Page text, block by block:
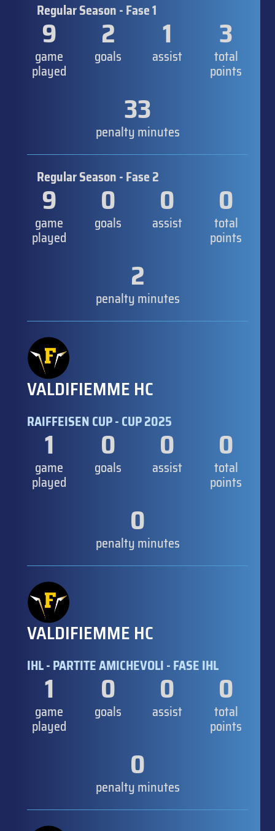
Regular Season - Fase 1
9
game
played
2
goals
1
assist
3
total
points
33
penalty minutes
Regular Season - Fase 2
9
game
played
0
goals
0
assist
0
total
points
2
penalty minutes
VALDIFIEMME HC
RAIFFEISEN CUP - CUP 2025
1
game
played
0
goals
0
assist
0
total
points
0
penalty minutes
VALDIFIEMME HC
IHL - PARTITE AMICHEVOLI - FASE IHL
1
game
played
0
goals
0
assist
0
total
points
0
penalty minutes